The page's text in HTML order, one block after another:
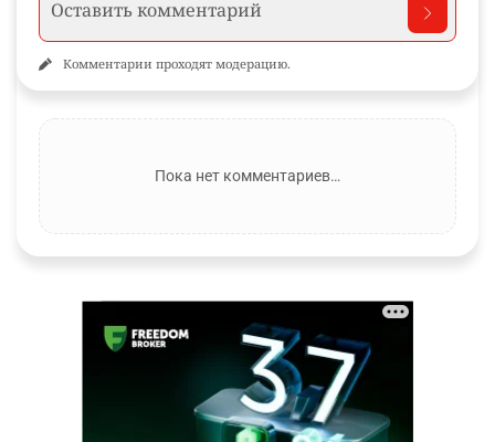
Комментарии проходят модерацию.
Пока нет комментариев…